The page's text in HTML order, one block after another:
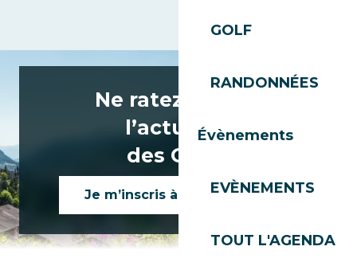
GOLF
RANDONNÉES
Évènements
EVÈNEMENTS
TOUT L'AGENDA
Ne ratez rien de
l’actualité
des Gets !
Je m’inscris à la newsletter